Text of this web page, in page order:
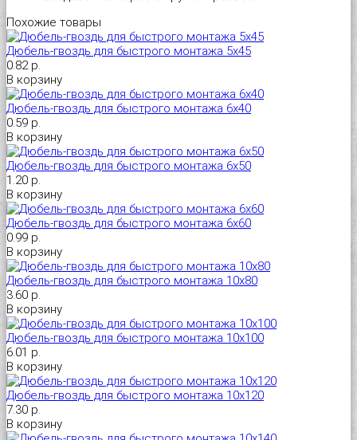
Складной пружинный дюбель
Универсальный дюбель потай и с бортом
Универсальный распорный дюбель с петельным крюком RUO
Универсальный распорный дюбель с потолочным крюком RUС
Универсальный распорный дюбель с простым крюком RUL
Фасадный анкер “Wkret-met”
Узкий уголок (KW)
Шпатель фасадный нержавеющий, зубчатый 6х6мм
Шпатель фасадный нержавеющий, зубчатый 8х8мм
Похожие товары
Дюбель-гвоздь для быстрого монтажа 5х45
0.82 р.
В корзину
Дюбель-гвоздь для быстрого монтажа 6х40
0.59 р.
В корзину
Дюбель-гвоздь для быстрого монтажа 6х50
1.20 р.
В корзину
Дюбель-гвоздь для быстрого монтажа 6х60
0.99 р.
В корзину
Дюбель-гвоздь для быстрого монтажа 10х80
3.60 р.
В корзину
Дюбель-гвоздь для быстрого монтажа 10х100
6.01 р.
В корзину
Дюбель-гвоздь для быстрого монтажа 10х120
7.30 р.
В корзину